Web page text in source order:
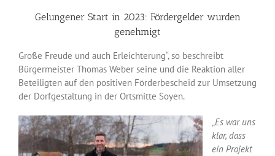
Gelungener Start in 2023: Fördergelder wurden
genehmigt
Große Freude und auch Erleichterung“, so beschreibt
Bürgermeister Thomas Weber seine und die Reaktion aller
Beteiligten auf den positiven Förderbescheid zur Umsetzung
der Dorfgestaltung in der Ortsmitte Soyen.
„Es war uns
klar, dass
ein Projekt